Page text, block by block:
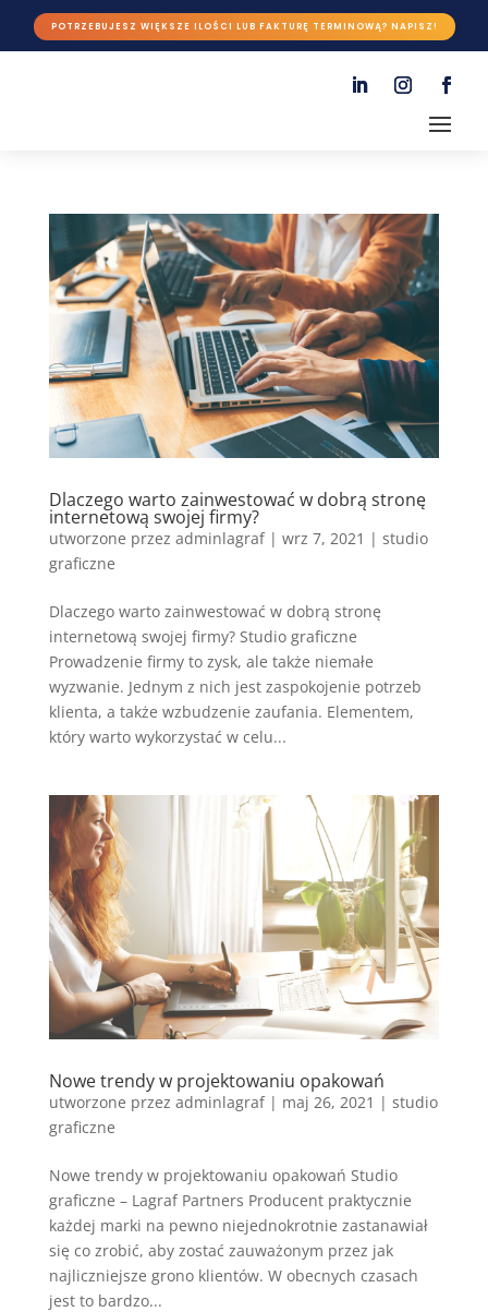
POTRZEBUJESZ WIĘKSZE ILOŚCI LUB FAKTURĘ TERMINOWĄ? NAPISZ!
Dlaczego warto zainwestować w dobrą stronę
internetową swojej firmy?
utworzone przez adminlagraf| wrz 7, 2021 | studio
graficzne
Dlaczego warto zainwestować w dobrą stronę
internetową swojej firmy? Studio graficzne
Prowadzenie firmy to zysk, ale także niemałe
wyzwanie. Jednym z nich jest zaspokojenie potrzeb
klienta, a także wzbudzenie zaufania. Elementem,
który warto wykorzystać w celu...
Nowe trendy w projektowaniu opakowań
utworzone przez adminlagraf| maj 26, 2021 | studio
graficzne
Nowe trendy w projektowaniu opakowań Studio
graficzne – Lagraf Partners Producent praktycznie
każdej marki na pewno niejednokrotnie zastanawiał
się co zrobić, aby zostać zauważonym przez jak
najliczniejsze grono klientów. W obecnych czasach
jest to bardzo...